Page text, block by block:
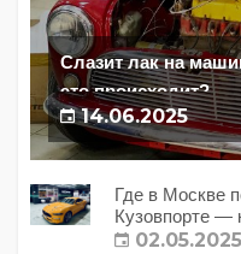
Слазит лак на
это происходит?
14.06.2025
Где в Москве
Кузовпорте —
02.05.2025